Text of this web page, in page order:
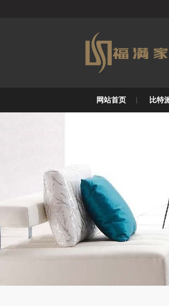
网站首页 比特